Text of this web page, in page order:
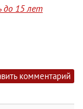
до 15 лет
комментарий